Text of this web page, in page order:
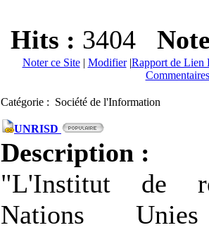
Hits : 3404
Noter ce Site| Modifier|Rapport de Lien
Catégorie : Société de l'Information
UNRISD
Description :
"L'Institut de
Nations